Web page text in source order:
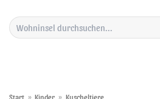
Inhalt
springen
Suchen
nach:
Start » Kinder » Kuscheltiere